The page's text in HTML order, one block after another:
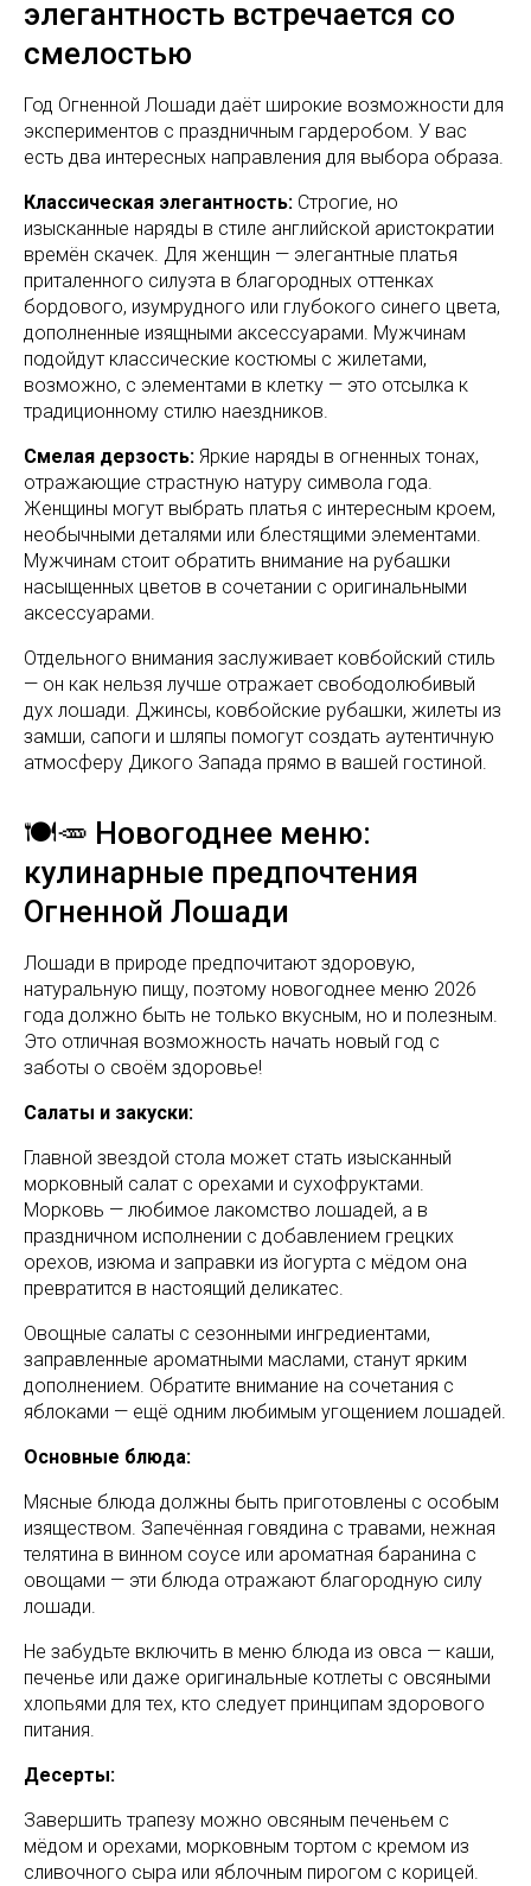
элегантность встречается со
смелостью
Год Огненной Лошади даёт широкие возможности для
экспериментов с праздничным гардеробом. У вас
есть два интересных направления для выбора образа.
Классическая элегантность: Строгие, но
изысканные наряды в стиле английской аристократии
времён скачек. Для женщин — элегантные платья
приталенного силуэта в благородных оттенках
бордового, изумрудного или глубокого синего цвета,
дополненные изящными аксессуарами. Мужчинам
подойдут классические костюмы с жилетами,
возможно, с элементами в клетку — это отсылка к
традиционному стилю наездников.
Смелая дерзость: Яркие наряды в огненных тонах,
отражающие страстную натуру символа года.
Женщины могут выбрать платья с интересным кроем,
необычными деталями или блестящими элементами.
Мужчинам стоит обратить внимание на рубашки
насыщенных цветов в сочетании с оригинальными
аксессуарами.
Отдельного внимания заслуживает ковбойский стиль
— он как нельзя лучше отражает свободолюбивый
дух лошади. Джинсы, ковбойские рубашки, жилеты из
замши, сапоги и шляпы помогут создать аутентичную
атмосферу Дикого Запада прямо в вашей гостиной.
🍽️🥕 Новогоднее меню:
кулинарные предпочтения
Огненной Лошади
Лошади в природе предпочитают здоровую,
натуральную пищу, поэтому новогоднее меню 2026
года должно быть не только вкусным, но и полезным.
Это отличная возможность начать новый год с
заботы о своём здоровье!
Салаты и закуски:
Главной звездой стола может стать изысканный
морковный салат с орехами и сухофруктами.
Морковь — любимое лакомство лошадей, а в
праздничном исполнении с добавлением грецких
орехов, изюма и заправки из йогурта с мёдом она
превратится в настоящий деликатес.
Овощные салаты с сезонными ингредиентами,
заправленные ароматными маслами, станут ярким
дополнением. Обратите внимание на сочетания с
яблоками — ещё одним любимым угощением лошадей.
Основные блюда:
Мясные блюда должны быть приготовлены с особым
изяществом. Запечённая говядина с травами, нежная
телятина в винном соусе или ароматная баранина с
овощами — эти блюда отражают благородную силу
лошади.
Не забудьте включить в меню блюда из овса — каши,
печенье или даже оригинальные котлеты с овсяными
хлопьями для тех, кто следует принципам здорового
питания.
Десерты:
Завершить трапезу можно овсяным печеньем с
мёдом и орехами, морковным тортом с кремом из
сливочного сыра или яблочным пирогом с корицей.